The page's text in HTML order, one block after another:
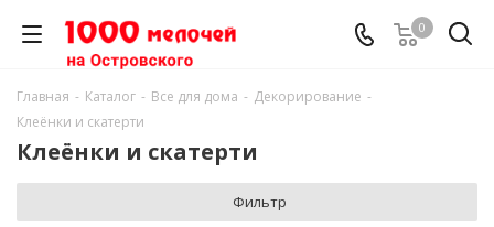
0
Главная - Каталог - Все для дома - Декорирование -
Клеёнки и скатерти
Клеёнки и скатерти
Фильтр